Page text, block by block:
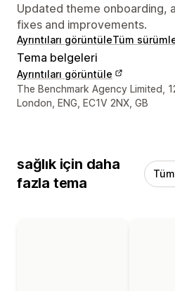
Updated theme onboarding,
fixes and improvements.
Ayrıntıları görüntüleTüm
Tema belgeleri
Ayrıntıları görüntüle
Tasarımcı iletişim bilgileri
The Benchmark Agency Limited,
London, ENG, EC1V 2NX, GB
sağlık için daha
fazla tema